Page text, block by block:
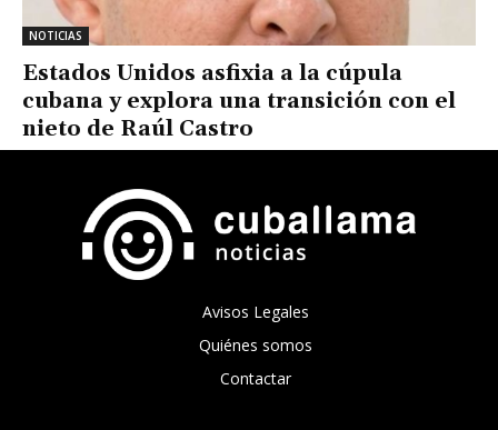
NOTICIAS
Estados Unidos asfixia a la cúpula
cubana y explora una transición con el
nieto de Raúl Castro
Avisos Legales
Quiénes somos
Contactar